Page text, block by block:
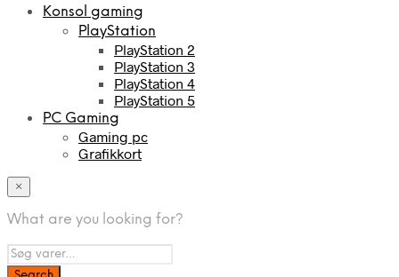
Konsol gaming
PlayStation
PlayStation 2
PlayStation 3
PlayStation 4
PlayStation 5
PC Gaming
Gaming pc
Grafikkort
×
What are you looking for?